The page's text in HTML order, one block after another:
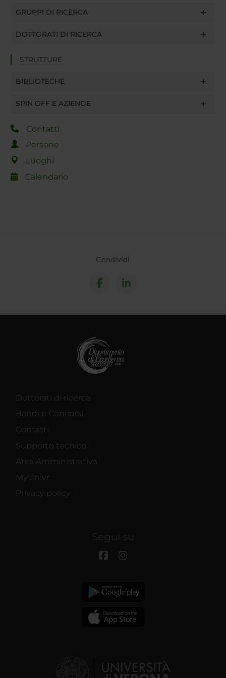
GRUPPI DI RICERCA
DOTTORATI DI RICERCA
STRUTTURE
BIBLIOTECHE
SPIN OFF E AZIENDE
Contatti
Persone
Luoghi
Calendario
Condividi
Dottorati di ricerca
Bandi e Concorsi
Contatti
Supporto tecnico
Area Amministrativa
MyUnivr
Privacy policy
Segui su